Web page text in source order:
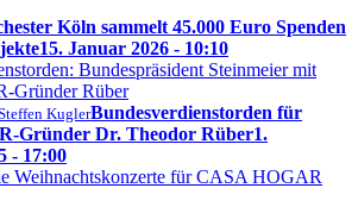
Köln sammelt 45.000 Euro Spenden
15. Januar 2026 - 10:10
KuglerBundesverdienstorden für
Gründer Dr. Theodor Rüber1.
- 17:00